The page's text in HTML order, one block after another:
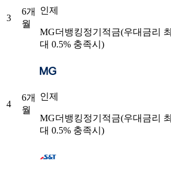
3
6개
월
인제
MG더뱅킹정기적금(우대금리 최
대 0.5% 충족시)
4
6개
월
인제
MG더뱅킹정기적금(우대금리 최
대 0.5% 충족시)